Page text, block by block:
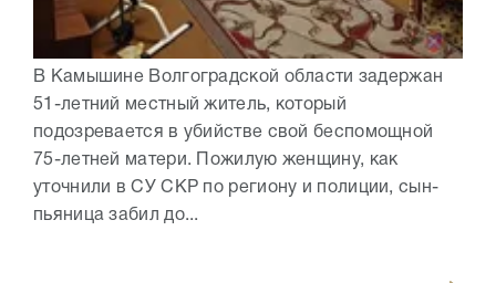
В Камышине Волгоградской области задержан
51-летний местный житель, который
подозревается в убийстве свой беспомощной
75-летней матери. Пожилую женщину, как
уточнили в СУ СКР по региону и полиции, сын-
пьяница забил до...